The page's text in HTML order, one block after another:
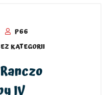
P66
KATEGORII
IV